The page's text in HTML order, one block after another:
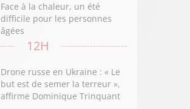
Face à la chaleur, un été
difficile pour les personnes
âgées
12H
Drone russe en Ukraine : « Le
but est de semer la terreur »,
affirme Dominique Trinquant